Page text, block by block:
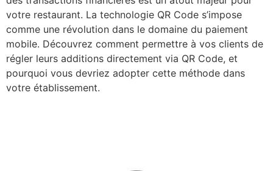
votre restaurant. La technologie QR Code s’impose
comme une révolution dans le domaine du paiement
mobile. Découvrez comment permettre à vos clients de
régler leurs additions directement via QR Code, et
pourquoi vous devriez adopter cette méthode dans
votre établissement.